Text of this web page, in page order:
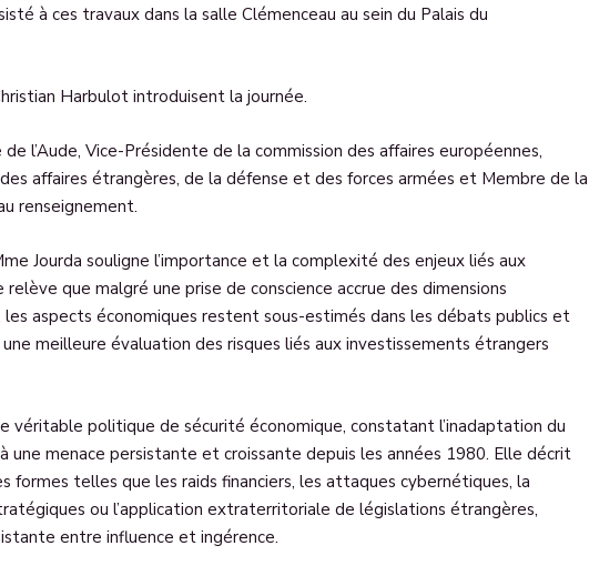
à ces travaux dans la salle Clémenceau au sein du Palais du
Harbulot introduisent la journée.
l’Aude, Vice-Présidente de la commission des affaires européennes,
affaires étrangères, de la défense et des forces armées et Membre de la
renseignement.
Jourda souligne l’importance et la complexité des enjeux liés aux
que malgré une prise de conscience accrue des dimensions
aspects économiques restent sous-estimés dans les débats publics et
meilleure évaluation des risques liés aux investissements étrangers
véritable politique de sécurité économique, constatant l’inadaptation du
une menace persistante et croissante depuis les années 1980. Elle décrit
formes telles que les raids financiers, les attaques cybernétiques, la
ou l’application extraterritoriale de législations étrangères,
entre influence et ingérence.